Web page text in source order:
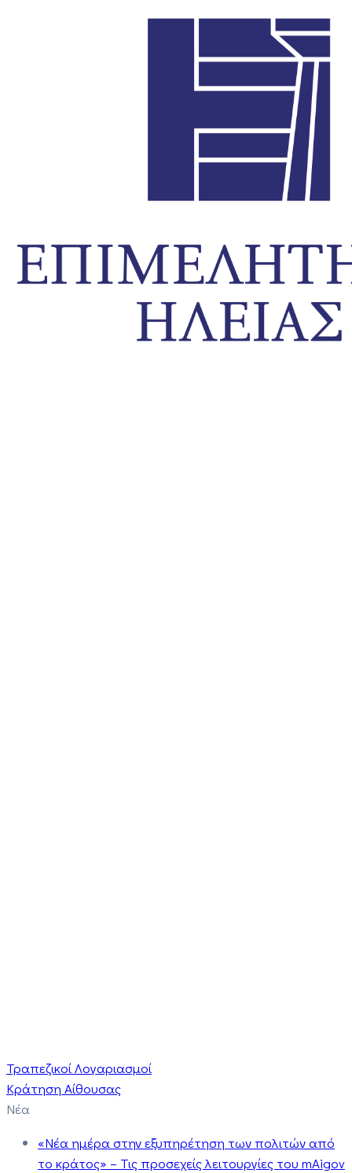
Τραπεζικοί Λογαριασμοί
Κράτηση Αίθουσας
Νέα
«Νέα ημέρα στην εξυπηρέτηση των πολιτών από
το κράτος» – Τις προσεχείς λειτουργίες του mAigov